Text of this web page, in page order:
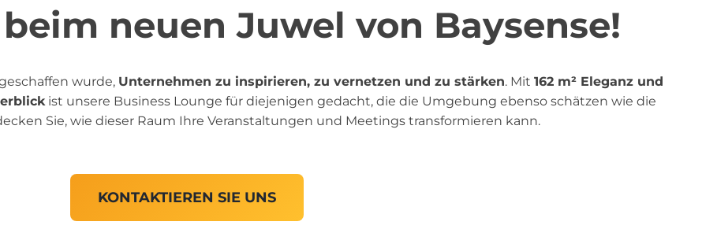
neuen Juwel von Baysense!
wurde, Unternehmen zu inspirieren, zu vernetzen und zu stärken. Mit 162 m² Eleganz und
ist unsere Business Lounge für diejenigen gedacht, die die Umgebung ebenso schätzen wie die
Sie, wie dieser Raum Ihre Veranstaltungen und Meetings transformieren kann.
KONTAKTIEREN SIE UNS